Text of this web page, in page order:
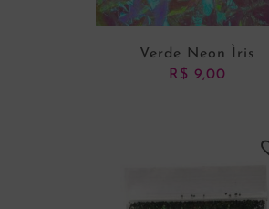
Verde Neon Ìris
R$ 9,00